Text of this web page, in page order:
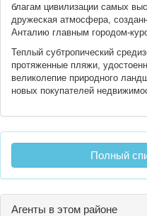
благам цивилизации самых
дружеская атмосфера,
Анталию главным городом-
Теплый субтропический
протяженные пляжи,
великолепие природного
новых покупателей
Полный
Агенты в этом районе